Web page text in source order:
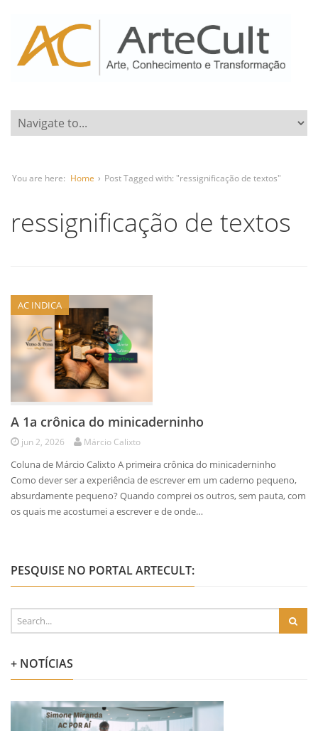
You are here: Home › Post Tagged with: "ressignificação de textos"
ressignificação de textos
AC INDICA
A 1a crônica do minicaderninho
jun 2, 2026 Márcio Calixto
Coluna de Márcio Calixto A primeira crônica do minicaderninho
Como dever ser a experiência de escrever em um caderno pequeno,
absurdamente pequeno? Quando comprei os outros, sem pauta, com
os quais me acostumei a escrever e de onde…
PESQUISE NO PORTAL ARTECULT:
+ NOTÍCIAS